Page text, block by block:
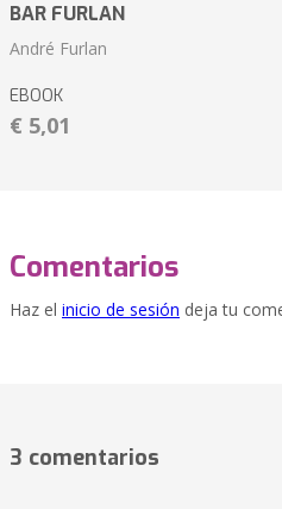
BAR FURLAN
André Furlan
EBOOK
€ 5,01
Comentarios
Haz el inicio de sesión deja tu
3 comentarios